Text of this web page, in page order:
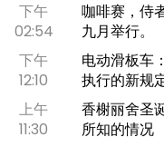
下午
02:54
咖啡赛，侍
九月举行。
下午
12:10
电动滑板车
执行的新规
上午
11:30
香榭丽舍圣
所知的情况